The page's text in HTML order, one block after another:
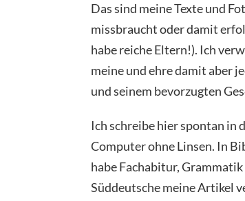
Das sind meine Texte und
missbraucht oder damit
habe reiche Eltern!). Ich
meine und ehre damit aber
und seinem bevorzugten
Ich schreibe hier spontan in
Computer ohne Linsen. In
habe Fachabitur,
Süddeutsche meine Artikel